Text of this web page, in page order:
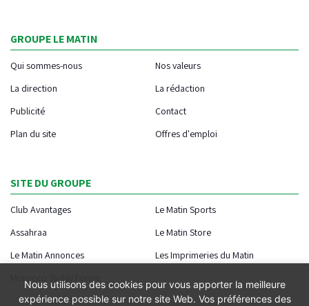
GROUPE LE MATIN
Qui sommes-nous
Nos valeurs
La direction
La rédaction
Publicité
Contact
Plan du site
Offres d'emploi
SITE DU GROUPE
Club Avantages
Le Matin Sports
Assahraa
Le Matin Store
Le Matin Annonces
Les Imprimeries du Matin
Morocco Today Forum
Nous utilisons des cookies pour vous apporter la meilleure
expérience possible sur notre site Web. Vos préférences des